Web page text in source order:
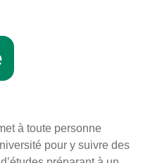
à toute personne
pour y suivre des